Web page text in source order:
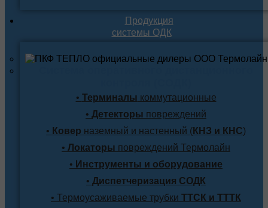
Продукция
системы ОДК
• Терминалы коммутационные
• Детекторы повреждений
• Ковер наземный и настенный (КНЗ и КНС)
• Локаторы повреждений Термолайн
• Инструменты и оборудование
• Диспетчеризация СОДК
• Термоусаживаемые трубки ТТСК и ТТТК